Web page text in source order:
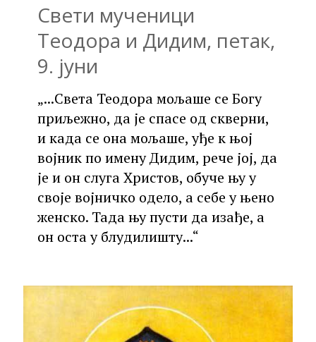
Свети мученици
Теодора и Дидим, петак,
9. јуни
„...Света Теодора мољаше се Богу
приљежно, да је спасе од скверни,
и када се она мољаше, уђе к њој
војник по имену Дидим, рече јој, да
је и он слуга Христов, обуче њу у
своје војничко одело, а себе у њено
женско. Тада њу пусти да изађе, а
он оста у блудилишту...“